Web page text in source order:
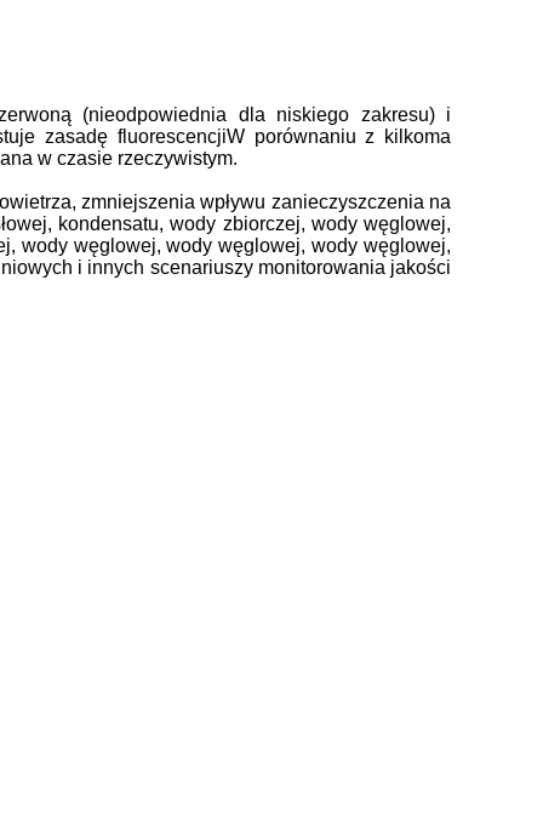
(nieodpowiednia dla niskiego zakresu) i
zasadę fluorescencjiW porównaniu z kilkoma
w czasie rzeczywistym.
zmniejszenia wpływu zanieczyszczenia na
kondensatu, wody zbiorczej, wody węglowej,
wody węglowej, wody węglowej, wody węglowej,
i innych scenariuszy monitorowania jakości